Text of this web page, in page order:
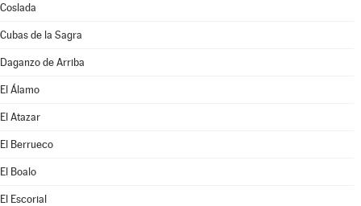
Coslada
Cubas de la Sagra
Daganzo de Arriba
El Álamo
El Atazar
El Berrueco
El Boalo
El Escorial